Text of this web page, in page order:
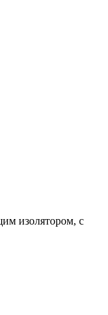
изолятором, с